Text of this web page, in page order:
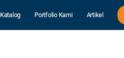
Katalog Portfolio Kami Artikel